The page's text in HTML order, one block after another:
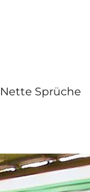
Nette Sprüche